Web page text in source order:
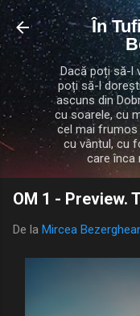
În
Dacă poți să-l
poți să-l
ascuns din
cu soarele, cu
cel mai frumos
cu vântul, cu
care înca
OM 1 - Preview.
De la Mircea